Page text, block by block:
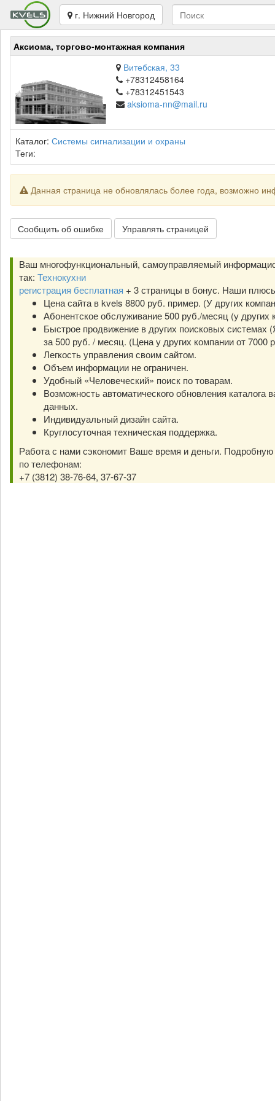
г. Нижний Новгород
Аксиома, торгово-монтажная компания
Витебская, 33
+78312458164
+78312451543
aksioma-nn@mail.ru
Каталог: Системы сигнализации и охраны
Теги:
Данная страница не обновлялась более года, возможно
Сообщить об ошибке Управлять страницей
Ваш многофункциональный, самоуправляемый
так: Технокухни
регистрация бесплатная + 3 страницы в бонус. Наши
Цена сайта в kvels 8800 руб. пример. (У других
Абонентское обслуживание 500 руб./месяц (у других
Быстрое продвижение в других поисковых системах
за 500 руб. / месяц. (Цена у других компании от 7000
Легкость управления своим сайтом.
Объем информации не ограничен.
Удобный «Человеческий» поиск по товарам.
Возможность автоматического обновления каталога
данных.
Индивидуальный дизайн сайта.
Круглосуточная техническая поддержка.
Работа с нами сэкономит Ваше время и деньги.
по телефонам:
+7 (3812) 38-76-64, 37-67-37